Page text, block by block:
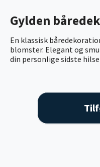
Gylden
En klassisk
blomster. Elegant og
din personlige sidste